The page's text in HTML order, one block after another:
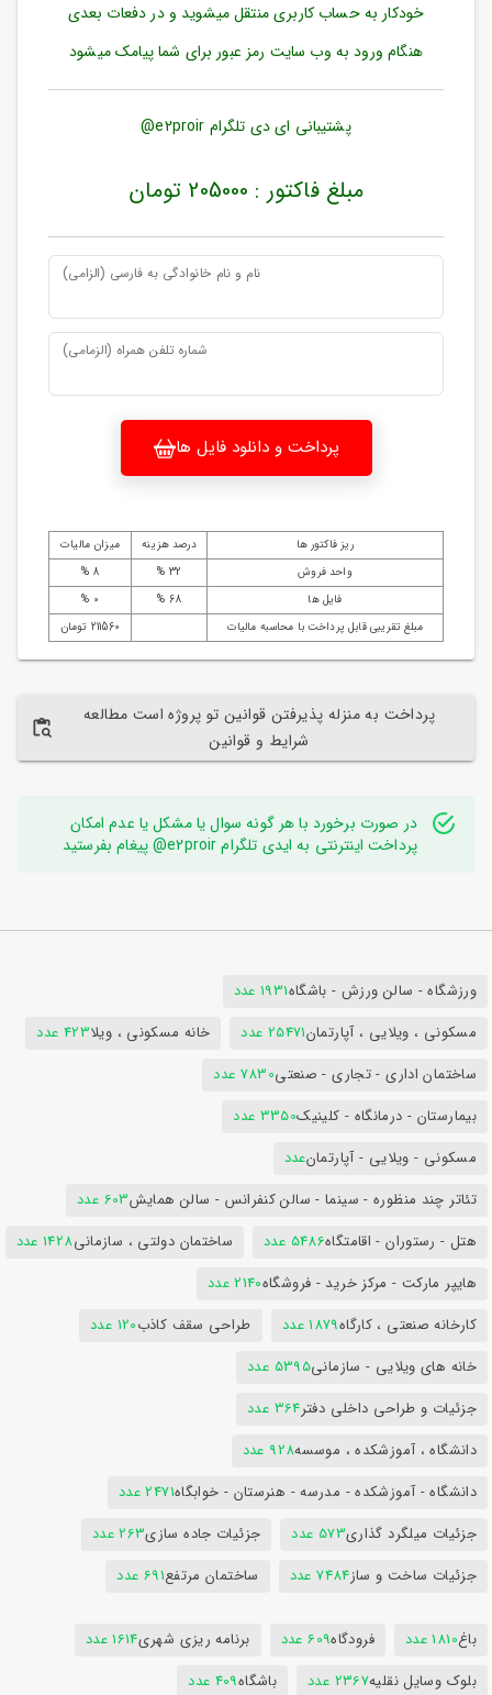
مندی
ها
خودکار به حساب کاربری منتقل میشوید و در دفعات بعدی
هنگام ورود به وب سایت رمز عبور برای شما پیامک میشود
پشتیبانی ای دی تلگرام e2proir@
مبلغ فاکتور : 205000 تومان
نام و نام خانوادگی به فارسی (الزامی)
شماره تلفن همراه (الزمامی)
پرداخت و دانلود فایل ها
ریز فاکتور ها درصد هزینه
میزان مالیات
واحد فروش
32 %
8 %
فایل ها
68 %
0 %
مبلغ تقریبی قابل پرداخت با محاسبه مالیات
211560 تومان
پرداخت به منزله پذیرفتن قوانین تو پروژه است مطالعه
شرایط و قوانین
در صورت برخورد با هر گونه سوال یا مشکل یا عدم امکان
پرداخت اینترنتی به ایدی تلگرام e2proir@ پیغام بفرستید
ورزشگاه - سالن ورزش - باشگاه1931 عدد
مسکونی ، ویلایی ، آپارتمان25471 عدد خانه مسکونی ، ویلا423 عدد
ساختمان اداری - تجاری - صنعتی7830 عدد
بیمارستان - درمانگاه - کلینیک3350 عدد
مسکونی - ویلایی - آپارتمانعدد
تئاتر چند منظوره - سینما - سالن کنفرانس - سالن همایش603 عدد
هتل - رستوران - اقامتگاه5486 عدد ساختمان دولتی ، سازمانی1428 عدد
هایپر مارکت - مرکز خرید - فروشگاه2140 عدد
کارخانه صنعتی ، کارگاه1879 عدد طراحی سقف کاذب120 عدد
خانه های ویلایی - سازمانی5395 عدد
جزئیات و طراحی داخلی دفتر364 عدد
دانشگاه ، آموزشکده ، موسسه928 عدد
دانشگاه - آموزشکده - مدرسه - هنرستان - خوابگاه2471 عدد
جزئیات میلگرد گذاری573 عدد جزئیات جاده سازی263 عدد
جزئیات ساخت و ساز7484 عدد ساختمان مرتفع691 عدد
باغ1810 عدد فرودگاه609 عدد برنامه ریزی شهری1614 عدد
بلوک وسایل نقلیه2367 عدد باشگاه409 عدد